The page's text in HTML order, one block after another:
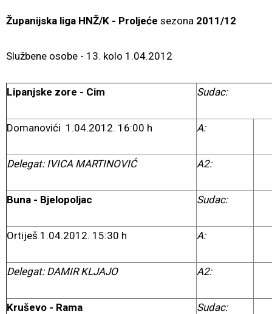
Županijska liga HNŽ/K - Proljeće sezona 2011/12
Službene osobe - 13. kolo 1.04.2012
Lipanjske zore - Cim Sudac:
Domanovići 1.04.2012. 16:00 h A:
Delegat: IVICA MARTINOVIĆ A2:
Buna - Bjelopoljac Sudac:
Ortiješ 1.04.2012. 15:30 h A:
Delegat: DAMIR KLJAJO A2:
Kruševo - Rama Sudac: